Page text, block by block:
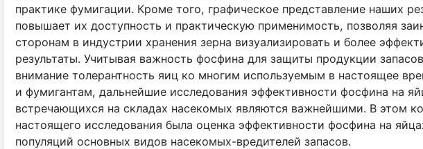
практике фумигации. Кроме того, графическое представление наших
повышает их доступность и практическую применимость, позволяя
сторонам в индустрии хранения зерна визуализировать и более
результаты. Учитывая важность фосфина для защиты продукции
внимание толерантность яиц ко многим используемым в настоящее
и фумигантам, дальнейшие исследования эффективности фосфина на
встречающихся на складах насекомых являются важнейшими. В этом
настоящего исследования была оценка эффективности фосфина на
популяций основных видов насекомых-вредителей запасов.